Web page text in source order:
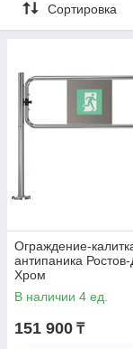
Сортировка
Ограждение-
антипаника
Хром
В наличии 4 ед.
151 900 ₸